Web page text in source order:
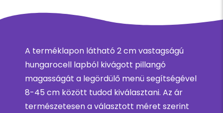
A terméklapon látható 2 cm vastagságú
hungarocell lapból kivágott pillangó
magasságát a legördülő menü segítségével
8-45 cm között tudod kiválasztani. Az ár
természetesen a választott méret szerint